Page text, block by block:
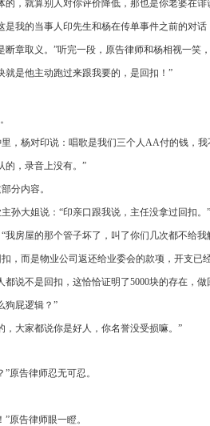
的，就算别人对你评价降低，那也是你老婆在
是我的当事人印先生和杨在传单事件之前的对
断章取义。”听完一段，原告律师和杨相视一笑
就是他主动跑过来跟我要的，是回扣！”
，杨对印说：唱歌是我们三个人AA付的钱，我
的，录音上没有。”
分内容。
孙大姐说：“印亲口跟我说，主任没拿过回扣。”
我房屋的那个管子坏了，叫了你们几次都不给
，而是物业公司返还给业委会的款项，开支已
说不是回扣，这恰恰证明了5000块的存在，
狗屁逻辑？”
，大家都说你是好人，你名誉没受损嘛。”
原告律师忍无可忍。
原告律师眼一瞪。